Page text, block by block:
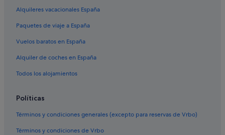
B&B en Sevilla
Riu Hotels en Sevilla
Four Seasons hoteles en Sevilla
San Roque hoteles
Hoteles de lujo en Sevilla
Alquileres vacacionales España
Paquetes de viaje a España
Vuelos baratos en España
Alquiler de coches en España
Todos los alojamientos
Políticas
Términos y condiciones generales (excepto para reservas de Vrbo)
Términos y condiciones de Vrbo